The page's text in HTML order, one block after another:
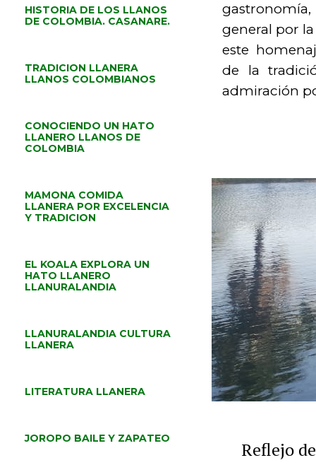
HISTORIA DE LOS LLANOS
DE COLOMBIA. CASANARE.
TRADICION LLANERA
LLANOS COLOMBIANOS
CONOCIENDO UN HATO
LLANERO LLANOS DE
COLOMBIA
MAMONA COMIDA
LLANERA POR EXCELENCIA
Y TRADICION
EL KOALA EXPLORA UN
HATO LLANERO
LLANURALANDIA
LLANURALANDIA CULTURA
LLANERA
LITERATURA LLANERA
JOROPO BAILE Y ZAPATEO
general por
este
de la
admiración
Reflejo